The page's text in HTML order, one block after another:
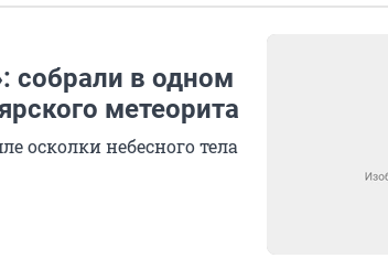
собрали в одном
метеорита
осколки небесного тела